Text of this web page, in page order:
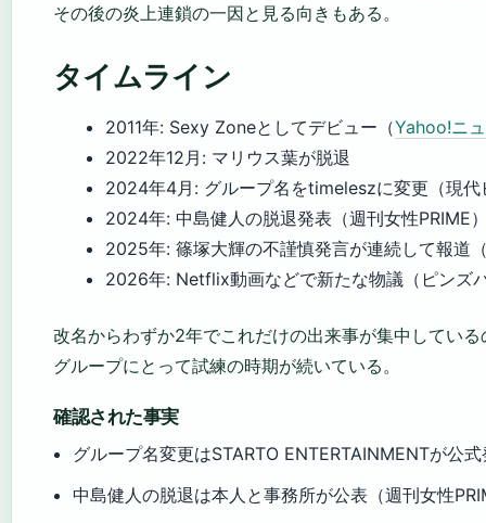
その後の炎上連鎖の一因と見る向きもある。
タイムライン
2011年: Sexy Zoneとしてデビュー（Yahoo!ニ
2022年12月 : マリウス葉が脱退
2024年4月 : グループ名をtimeleszに変更（現代
2024年: 中島健人の脱退発表（週刊女性PRIME
2025年: 篠塚大輝の不謹慎発言が連続して報道
2026年: Netflix動画などで新たな物議（ピンズ
改名からわずか2年でこれだけの出来事が集中してい
グループにとって試練の時期が続いている。
確認された事実
グループ名変更はSTARTO ENTERTAINMENTが公
中島健人の脱退は本人と事務所が公表（週刊女性